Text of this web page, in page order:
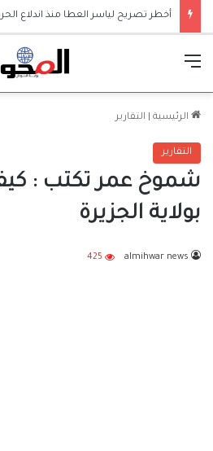
أخطر تصريح لياسر العطا منذ اندلاع
الرئيسية التقارير
التقارير
شموخ عمر تكتب : كيف
بولاية الجزيرة
almihwar news
425